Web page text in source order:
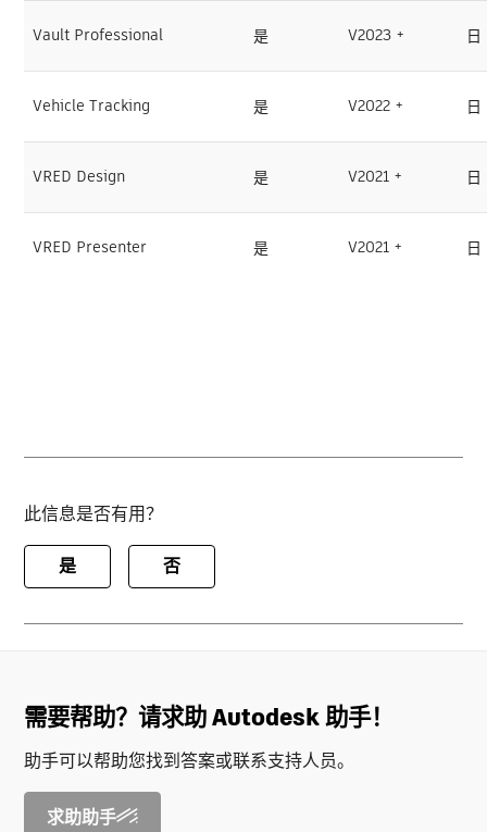
Vault Professional 是 V2023 + 日
Vehicle Tracking 是 V2022 + 日
VRED Design 是 V2021 + 日
VRED Presenter 是 V2021 + 日
此信息是否有用？
是 否
需要帮助？请求助 Autodesk 助手！
助手可以帮助您找到答案或联系支持人员。
求助助手